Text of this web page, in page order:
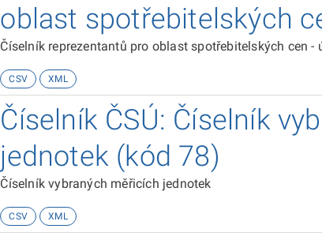
oblast spotřebitelských
Číselník reprezentantů pro oblast spotřebitelských cen -
CSV XML
Číselník ČSÚ: Číselník
jednotek (kód 78)
Číselník vybraných měřicích jednotek
CSV XML